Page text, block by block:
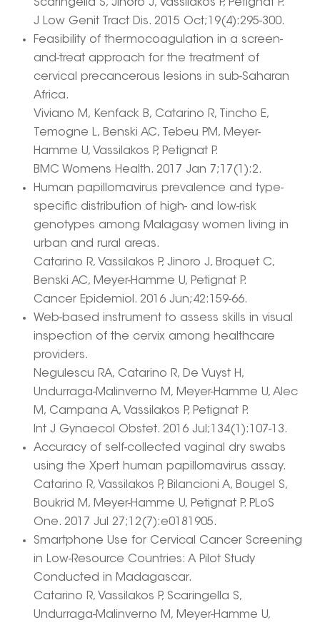
Scaringella S, Jinoro J, Vassilakos P, Petignat P.
J Low Genit Tract Dis. 2015 Oct;19(4):295-300.
Feasibility of thermocoagulation in a screen-
and-treat approach for the treatment of
cervical precancerous lesions in sub-Saharan
Africa.
Viviano M, Kenfack B, Catarino R, Tincho E,
Temogne L, Benski AC, Tebeu PM, Meyer-
Hamme U, Vassilakos P, Petignat P.
BMC Womens Health. 2017 Jan 7;17(1):2.
Human papillomavirus prevalence and type-
specific distribution of high- and low-risk
genotypes among Malagasy women living in
urban and rural areas.
Catarino R, Vassilakos P, Jinoro J, Broquet C,
Benski AC, Meyer-Hamme U, Petignat P.
Cancer Epidemiol. 2016 Jun;42:159-66.
Web-based instrument to assess skills in visual
inspection of the cervix among healthcare
providers.
Negulescu RA, Catarino R, De Vuyst H,
Undurraga-Malinverno M, Meyer-Hamme U, Alec
M, Campana A, Vassilakos P, Petignat P.
Int J Gynaecol Obstet. 2016 Jul;134(1):107-13.
Accuracy of self-collected vaginal dry swabs
using the Xpert human papillomavirus assay.
Catarino R, Vassilakos P, Bilancioni A, Bougel S,
Boukrid M, Meyer-Hamme U, Petignat P. PLoS
One. 2017 Jul 27;12(7):e0181905.
Smartphone Use for Cervical Cancer Screening
in Low-Resource Countries: A Pilot Study
Conducted in Madagascar.
Catarino R, Vassilakos P, Scaringella S,
Undurraga-Malinverno M, Meyer-Hamme U,